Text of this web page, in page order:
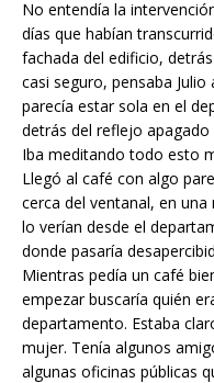
No entendía la
días que habían
fachada del edificio,
casi seguro, pensaba
parecía estar sola en el
detrás del reflejo apagado
Iba meditando todo esto
Llegó al café con algo
cerca del ventanal, en
lo verían desde el
donde pasaría
Mientras pedía un café
empezar buscaría quién
departamento. Estaba
mujer. Tenía algunos
algunas oficinas públicas